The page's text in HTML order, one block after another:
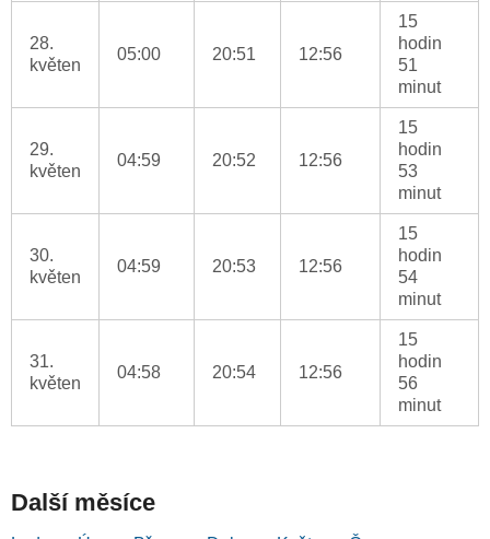
28.
květen
05:00 20:51 12:56
15
hodin
51
minut
29.
květen
04:59 20:52 12:56
15
hodin
53
minut
30.
květen
04:59 20:53 12:56
15
hodin
54
minut
31.
květen
04:58 20:54 12:56
15
hodin
56
minut
Další měsíce